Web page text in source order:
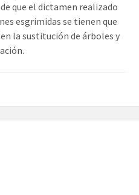
que el dictamen realizado
esgrimidas se tienen que
la sustitución de árboles y